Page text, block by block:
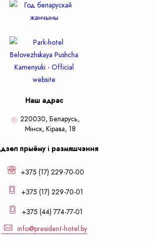
Наш адрас
220030, Беларусь,
Мiнск, Кiрава, 18
прыёму і размяшчэння
+375 (17) 229-70-00
+375 (17) 229-70-01
+375 (44) 774-77-01
info@president-hotel.by